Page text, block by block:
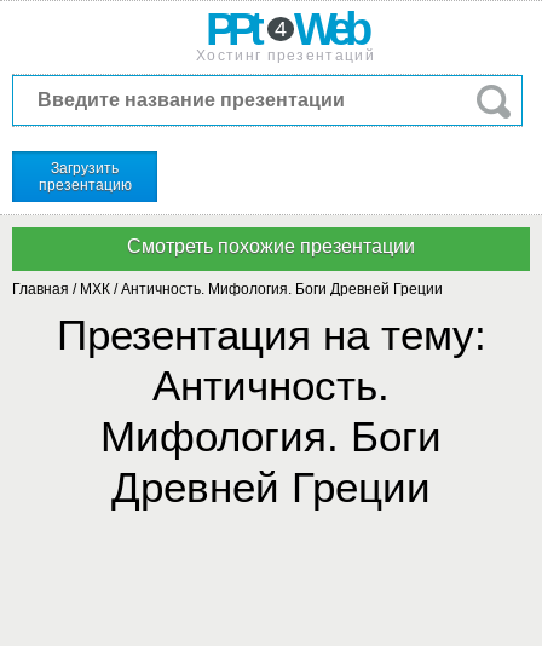
PPt 4 Web
Хостинг презентаций
Загрузить
презентацию
Главная / МХК /Античность. Мифология. Боги Древней Греции
Презентация на тему:
Античность.
Мифология. Боги
Древней Греции